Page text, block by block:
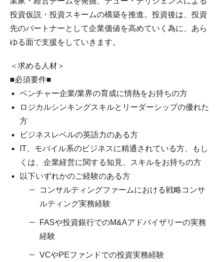
投資仮説・投資スキームの構築を推進。投資後は、投資
先のパートナーとして企業価値を高めていく為に、あら
ゆる面で支援をしていきます。
＜求める人材＞
■必須要件■
ベンチャー企業/業界の育成に情熱をお持ちの方
ロジカルシンキングスキルとリーダーシップの優れた
方
ビジネスレベルの英語力のある方
IT、モバイル系のビジネスに精通されている方、もし
くは、企業経営に関する知見、スキルをお持ちの方
以下いずれかのご経験のある方
コンサルティングファームにおける戦略コンサ
ルティング実務経験
FASや投資銀行でのM&Aアドバイザリーの実務
経験
VCやPEファンドでの投資実務経験